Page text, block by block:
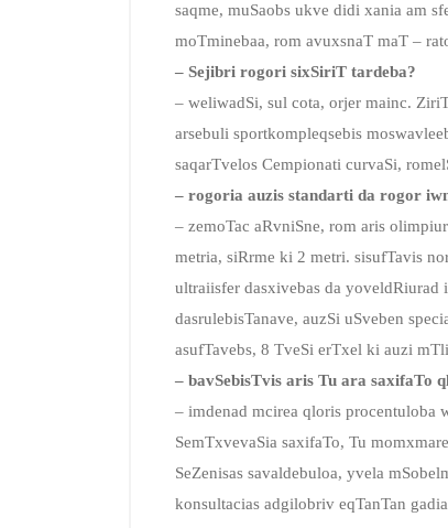
saqme, muSaobs ukve didi xania am
moTminebaa, rom avuxsnaT maT –
– Sejibri rogori sixSiriT tardeba?
– weliwadSi, sul cota, orjer mainc.
arsebuli sportkompleqsebis
saqarTvelos Cempionati curvaSi,
– rogoria auzis standarti da rogor
– zemoTac aRvniSne, rom aris
metria, siRrme ki 2 metri. sisufTavis
ultraiisfer dasxivebas da yoveldRiurad
dasrulebisTanave, auzSi uSveben
asufTavebs, 8 TveSi erTxel ki auzi
– bavSebisTvis aris Tu ara saxifaTo
– imdenad mcirea qloris procentuloba
SemTxvevaSia saxifaTo, Tu
SeZenisas savaldebuloa, yvela
konsultacias adgilobriv eqTanTan